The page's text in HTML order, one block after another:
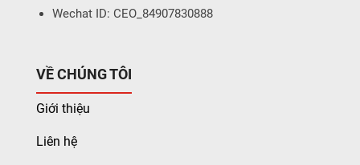
Wechat ID: CEO_84907830888
VỀ CHÚNG TÔI
Giới thiệu
Liên hệ